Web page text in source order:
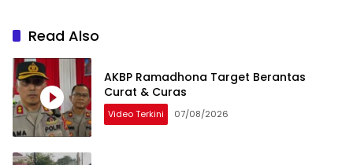
Read Also
AKBP Ramadhona Target Berantas
Curat & Curas
Video Terkini 07/08/2026